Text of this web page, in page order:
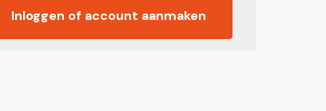
Inloggen of account aanmaken